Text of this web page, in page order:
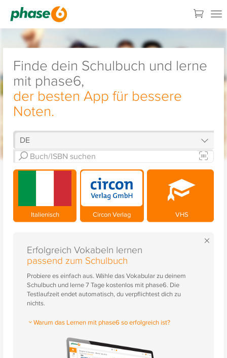
Finde dein Schulbuch und lerne
mit phase6,
der besten App für bessere
Noten.
Italienisch Circon Verlag VHS
×
Erfolgreich Vokabeln lernen
passend zum Schulbuch
Probiere es einfach aus. Wähle das Vokabular zu deinem
Schulbuch und lerne 7 Tage kostenlos mit phase6. Die
Testlaufzeit endet automatisch, du verpflichtest dich zu
nichts.
Warum das Lernen mit phase6 so erfolgreich ist?